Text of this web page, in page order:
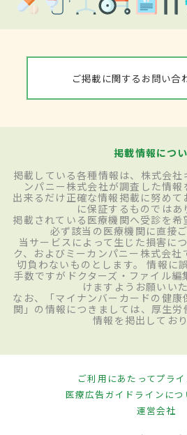
ご掲載に関するお問い合
掲載情報につ
掲載している各種情報は、株式会社
ンパニー株式会社が調査した情報
出来るだけ正確な情報掲載に努めて
に保証するものではあ
掲載されている医療機関へ受診を希
必ず該当の医療機関に直接
当サービスによって生じた損害に
ク、およびミーカンパニー株式会
切負わないものとします。 情報に
手数ですがドクターズ・ファイル編
けますようお願いいた
なお、「マイナンバーカードの健康
関」の情報につきましては、厚生労
情報を掲出しており
ご利用にあたってプラ
医療広告ガイドラインにつ
運営会社